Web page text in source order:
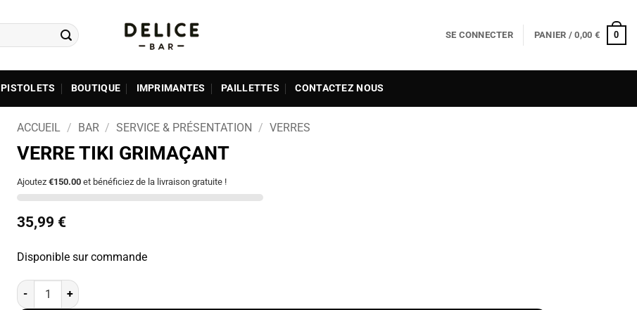
SE CONNECTER PANIER /0,00 € 0
PISTOLETS BOUTIQUE IMPRIMANTES PAILLETTES CONTACTEZ NOUS
ACCUEIL / BAR / SERVICE & PRÉSENTATION / VERRES
VERRE TIKI GRIMAÇANT
Ajoutez €150.00 et bénéficiez de la livraison gratuite !
35,99 €
Disponible sur commande
quantité de Verre Tiki Grimaçant